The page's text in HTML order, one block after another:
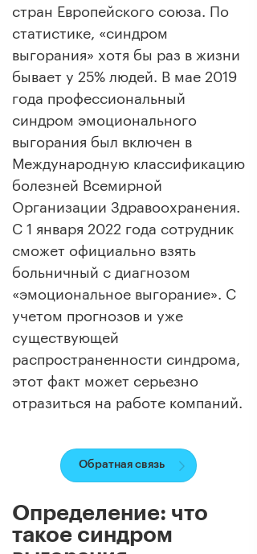
стран Европейского союза. По
статистике, «синдром
выгорания» хотя бы раз в жизни
бывает у 25% людей. В мае 2019
года профессиональный
синдром эмоционального
выгорания был включен в
Международную классификацию
болезней Всемирной
Организации Здравоохранения.
С 1 января 2022 года сотрудник
сможет официально взять
больничный с диагнозом
«эмоциональное выгорание». С
учетом прогнозов и уже
существующей
распространенности синдрома,
этот факт может серьезно
отразиться на работе компаний.
Обратная связь
Определение: что
такое синдром